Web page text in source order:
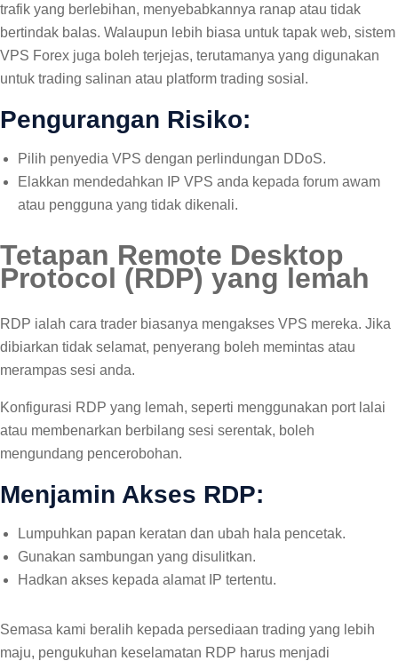
trafik yang berlebihan, menyebabkannya ranap atau tidak
bertindak balas. Walaupun lebih biasa untuk tapak web, sistem
VPS Forex juga boleh terjejas, terutamanya yang digunakan
untuk trading salinan atau platform trading sosial.
Pengurangan Risiko:
Pilih penyedia VPS dengan perlindungan DDoS.
Elakkan mendedahkan IP VPS anda kepada forum awam
atau pengguna yang tidak dikenali.
Tetapan Remote Desktop
Protocol (RDP) yang lemah
RDP ialah cara trader biasanya mengakses VPS mereka. Jika
dibiarkan tidak selamat, penyerang boleh memintas atau
merampas sesi anda.
Konfigurasi RDP yang lemah, seperti menggunakan port lalai
atau membenarkan berbilang sesi serentak, boleh
mengundang pencerobohan.
Menjamin Akses RDP:
Lumpuhkan papan keratan dan ubah hala pencetak.
Gunakan sambungan yang disulitkan.
Hadkan akses kepada alamat IP tertentu.
Semasa kami beralih kepada persediaan trading yang lebih
maju, pengukuhan keselamatan RDP harus menjadi